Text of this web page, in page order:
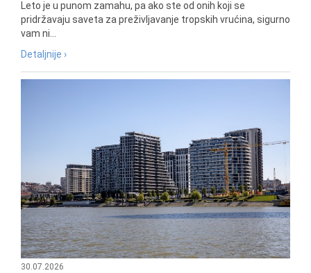
Leto je u punom zamahu, pa ako ste od onih koji se
pridržavaju saveta za preživljavanje tropskih vrućina, sigurno
vam ni...
Detaljnije ›
30.07.2026